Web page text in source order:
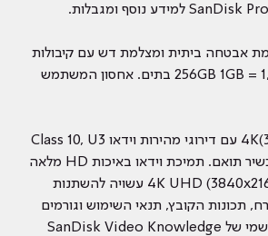
אבטחה ביתית ומצלמת דש עם קיבולות
של עד 256GB 1GB = 1,000,000,000 בתים. אחסון המשתמש
הקלט ב-Full HD ו-4K(3) עם דירוגי מהירות וידאו Class 10, U3
ו-V30(4) (3)נדרש מכשיר תואם. תמיכת וידאו באיכות HD מלאה
(1920x1080) ו/או 4K UHD (3840x2160) עשויה להשתנות
תכונות הקובץ, תנאי השימוש וגורמים
אחרים. בקר באתר הרשמי של SanDisk Video Knowledge